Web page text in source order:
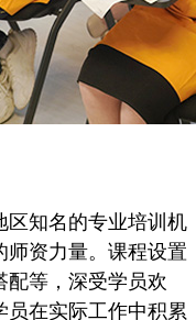
知名的专业培训机
师资力量。课程设置
配等，深受学员欢
员在实际工作中积累